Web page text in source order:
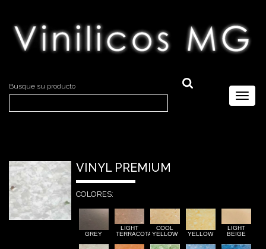
Busque su producto
VINYL PREMIUM
COLORES:
GREY
LIGHT
TERRACOTA
COOL
YELLOW
YELLOW
LIGHT
BEIGE